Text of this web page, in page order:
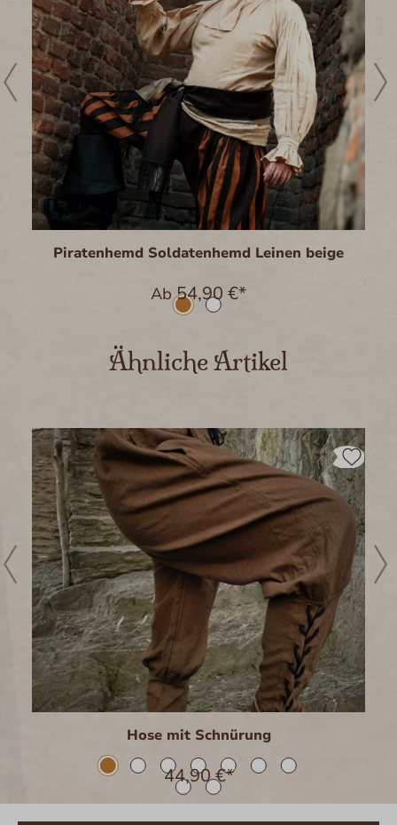
Piratenhemd Soldatenhemd Leinen beige
Ab54,90 €*
Produktgalerie überspringenÄhnliche Artikel
Hose mit Schnürung
44,90 €*